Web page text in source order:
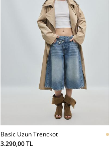
Basic Uzun Trenckot
3.290,00 TL